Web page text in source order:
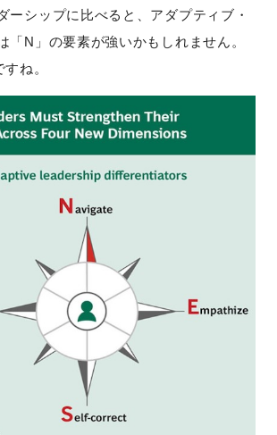
ーシップに比べると、アダプティブ・
「N」の要素が強いかもしれません。
ね。